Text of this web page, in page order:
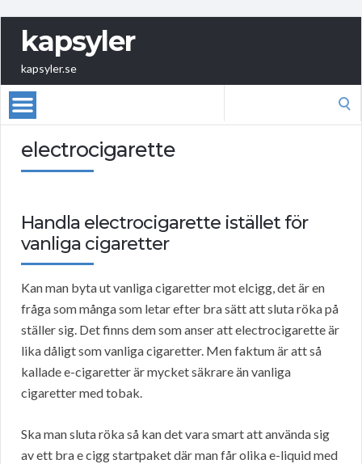
kapsyler
kapsyler.se
electrocigarette
Handla electrocigarette istället för
vanliga cigaretter
Kan man byta ut vanliga cigaretter mot elcigg, det är en
fråga som många som letar efter bra sätt att sluta röka på
ställer sig. Det finns dem som anser att electrocigarette är
lika dåligt som vanliga cigaretter. Men faktum är att så
kallade e-cigaretter är mycket säkrare än vanliga
cigaretter med tobak.
Ska man sluta röka så kan det vara smart att använda sig
av ett bra e cigg startpaket där man får olika e-liquid med